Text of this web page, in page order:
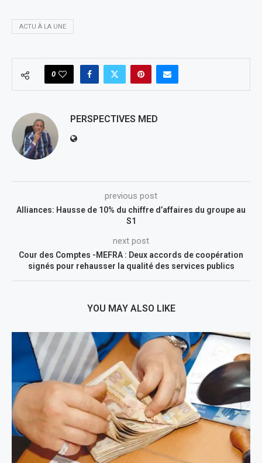
ACTU À LA UNE
0
PERSPECTIVES MED
previous post
Alliances: Hausse de 10% du chiffre d’affaires du groupe au
S1
next post
Cour des Comptes -MEFRA : Deux accords de coopération
signés pour rehausser la qualité des services publics
YOU MAY ALSO LIKE